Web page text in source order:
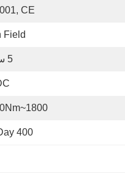
CE
Field
5 سنوات
1800~89000Nm
400 Pcs/day